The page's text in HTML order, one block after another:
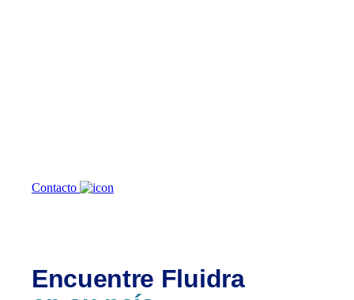
Contacto
Encuentre Fluidra